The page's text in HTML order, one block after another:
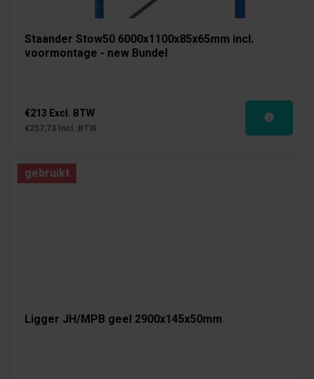
Staander Stow50 6000x1100x85x65mm incl.
voormontage - new Bundel
€213 Excl. BTW
€257,73 Incl. BTW
Ligger JH/MPB geel 2900x145x50mm
gebruikt